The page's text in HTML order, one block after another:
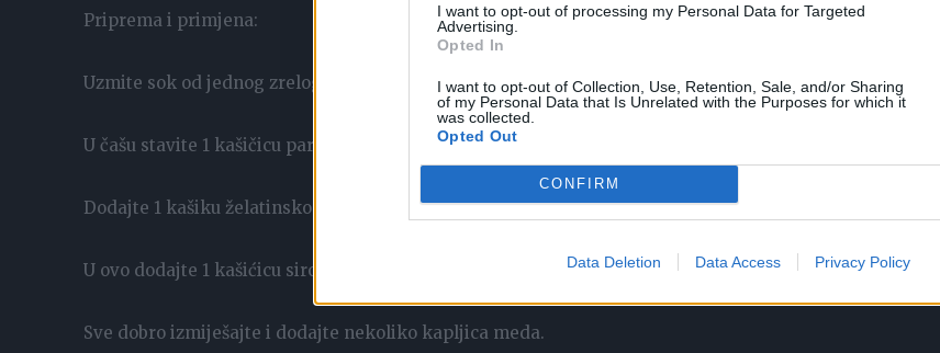
I want to opt-out of processing my Personal Data for Targeted
Advertising.
Opted In
I want to opt-out of Collection, Use, Retention, Sale, and/or Sharing
of my Personal Data that Is Unrelated with the Purposes for which it
was collected.
Opted Out
CONFIRM
Data Deletion Data Access Privacy Policy
Priprema i primjena:
Uzmite sok od jednog zrelog paradajza.
U čašu stavite 1 kašičicu paradajz soka.
Dodajte 1 kašiku želatinskog praha.
U ovo dodajte 1 kašićicu sirovog mlijeka.
Sve dobro izmiješajte i dodajte nekoliko kapljica meda.